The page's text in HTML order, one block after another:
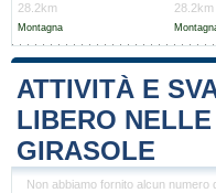
28.2km
Montagna
28.2km
ATTIVITÀ E
LIBERO
GIRASOLE
Non abbiamo fornito alcun numero